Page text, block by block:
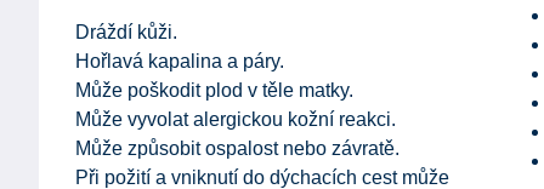
Dráždí kůži.
Hořlavá kapalina a páry.
Může poškodit plod v těle matky.
Může vyvolat alergickou kožní reakci.
Může způsobit ospalost nebo závratě.
Při požití a vniknutí do dýchacích cest může